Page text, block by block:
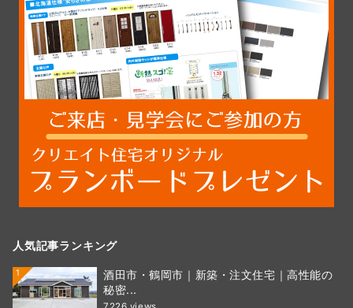
人気記事ランキング
1
酒田市・鶴岡市｜新築・注文住宅｜高性能の
秘密...